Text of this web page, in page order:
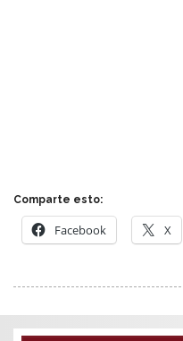
Comparte esto:
Facebook X